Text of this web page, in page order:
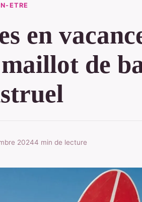
ETRE
en
de
20244 min de lecture